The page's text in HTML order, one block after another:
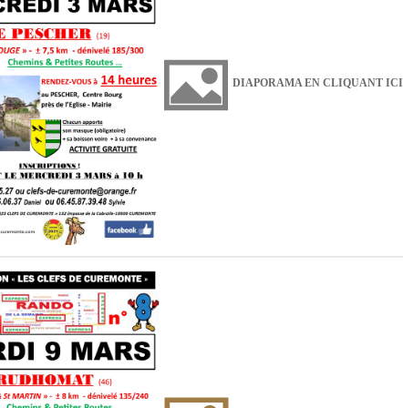
DIAPORAMA EN CLIQUANT ICI